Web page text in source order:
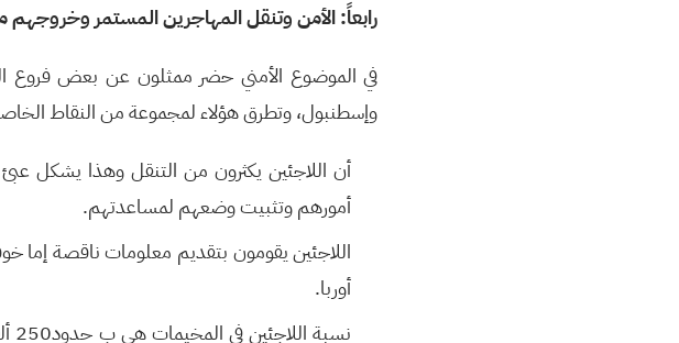
رابعاً: الأمن وتنقل المهاجرين المستمر وخروجهم
في الموضوع الأمني حضر ممثلون عن بعض فروع
وإسطنبول، وتطرق هؤلاء لمجموعة من النقاط
أن اللاجئين يكثرون من التنقل وهذا يشكل
أمورهم وتثبيت وضعهم لمساعدتهم.
اللاجئين يقومون بتقديم معلومات ناقصة إما
أوربا.